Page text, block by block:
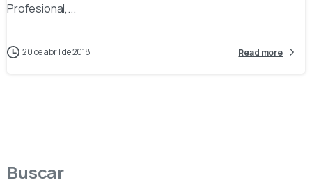
Profesional,...
20 de abril de 2018 Read more
Buscar